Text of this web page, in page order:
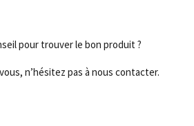
pour trouver le bon produit ?
n’hésitez pas à nous contacter.